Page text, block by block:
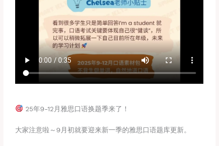
25年9-12月雅思口语换题季来了！
大家注意啦～9月初就要迎来新一季的雅思口语题库更新。